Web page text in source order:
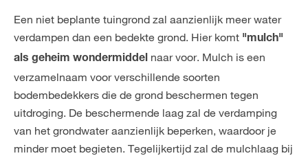
Een niet beplante tuingrond zal aanzienlijk meer water
verdampen dan een bedekte grond. Hier komt "mulch"
als geheim wondermiddel naar voor. Mulch is een
verzamelnaam voor verschillende soorten
bodembedekkers die de grond beschermen tegen
uitdroging. De beschermende laag zal de verdamping
van het grondwater aanzienlijk beperken, waardoor je
minder moet begieten. Tegelijkertijd zal de mulchlaag bij